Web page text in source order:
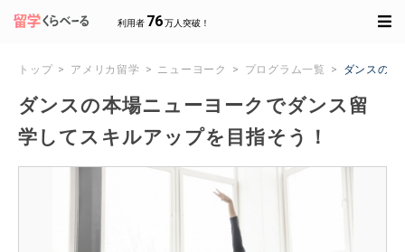
利用者 76万人突破！
トップ アメリカ留学 ニューヨーク プログラム一覧 ダンスの本
ダンスの本場ニューヨークでダンス留
学してスキルアップを目指そう！